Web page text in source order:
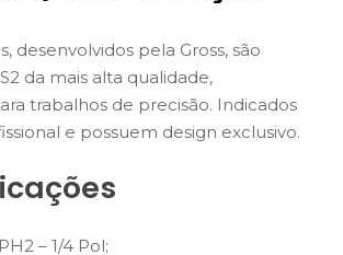
desenvolvidos pela Gross, são
da mais alta qualidade,
trabalhos de precisão. Indicados
e possuem design exclusivo.
– 1/4 Pol;